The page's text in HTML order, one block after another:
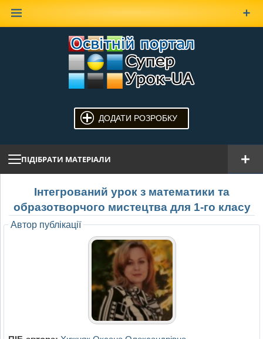
ДОДАТИ РОЗРОБКУ
ПІДІБРАТИ МАТЕРІАЛИ
Інтегрований урок з математики та
образотворчого мистецтва для 1-го класу
Автор публікації